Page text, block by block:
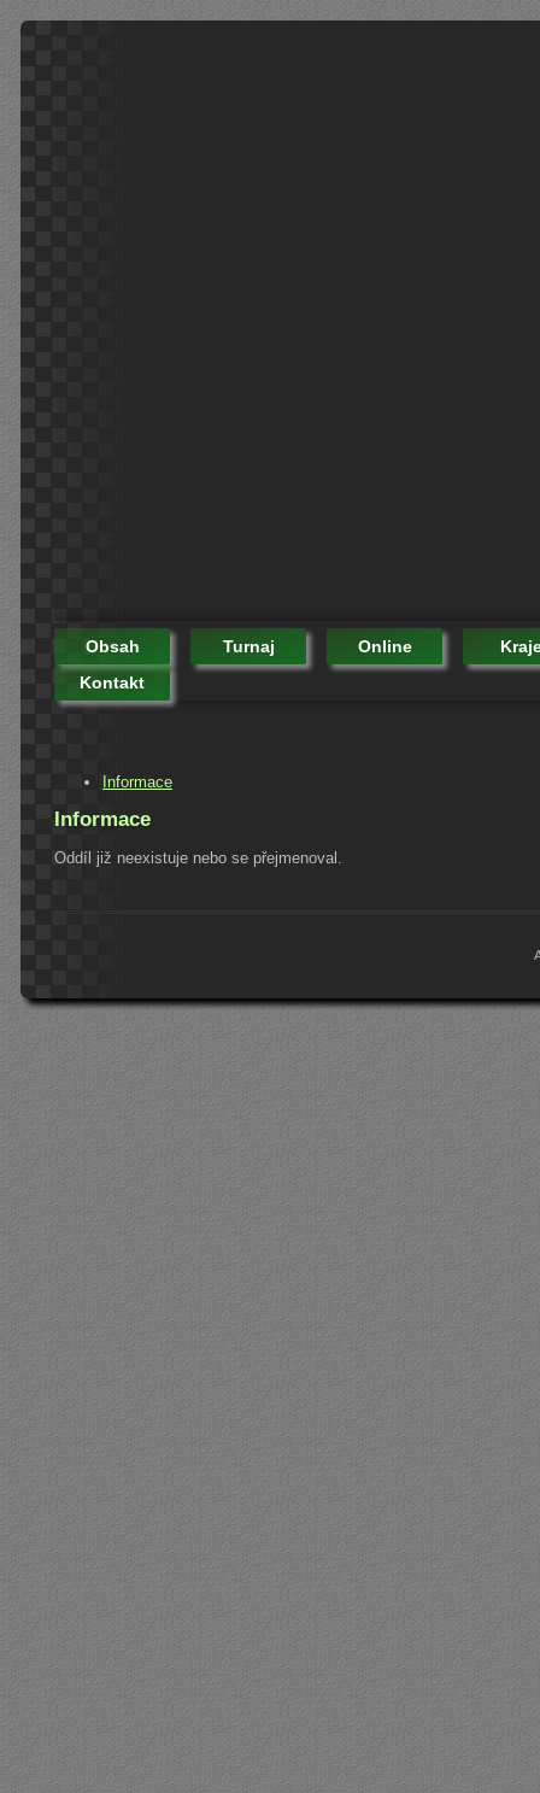
Obsah Turnaj Online
Kontakt
Informace
Informace
Oddíl již neexistuje nebo se přejmenoval.